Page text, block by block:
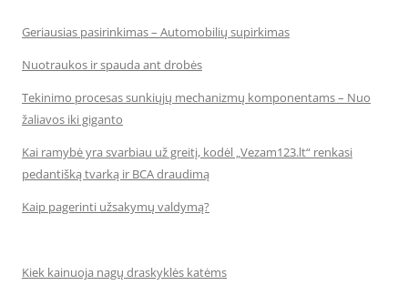
Geriausias pasirinkimas – Automobilių supirkimas
Nuotraukos ir spauda ant drobės
Tekinimo procesas sunkiųjų mechanizmų komponentams – Nuo
žaliavos iki giganto
Kai ramybė yra svarbiau už greitį, kodėl „Vezam123.lt“ renkasi
pedantišką tvarką ir BCA draudimą
Kaip pagerinti užsakymų valdymą?
Kiek kainuoja nagų draskyklės katėms